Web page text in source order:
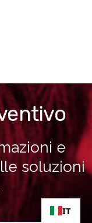
e
soluzioni
IT